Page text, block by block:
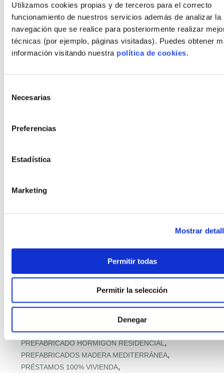
Utilizamos cookies propias y de terceros para el correcto
funcionamiento de nuestros servicios además de analizar la
navegación que se realice para posteriormente realizar
técnicas (por ejemplo, páginas visitadas). Puedes obtener
información visitando nuestra política de cookies.
Necesarias
Preferencias
Estadística
Marketing
Mostrar
Permitir todas
Permitir la selección
Denegar
OFERTA RETAIL Y LLAVE EN MANO,OFF‑SITE EN ALTURA
,OFF‑SITE VIVIENDA ASEQUIBLE,
OFF‑SITE Y FÁBRICAS MODULARES,
OPTIMIZACIÓN IA CADENA,
PANELES Y MÓDULOS ESTRUCTURALES,
PASSIVHAUS EN OBRA INDUSTRIALIZADA
PAVIMENTOS CON MATERIALES RECICLADOS
PISOS MODULARES DE GRAN ALTURA
PREFABRICADAS ASEQUIBLES PREMIUM,
PREFABRICADAS COMPACTAS,
PREFABRICADAS LIFESTYLE,
PREFABRICADAS LOW‑COST,
PREFABRICADAS PRECIO RÉCORD,
PREFABRICADAS PREMIUM MEDITERRÁNEAS,
PREFABRICADO HORMIGÓN RESIDENCIAL ,
PREFABRICADOS MADERA MEDITERRÁNEA,
PRÉSTAMOS 100% VIVIENDA,